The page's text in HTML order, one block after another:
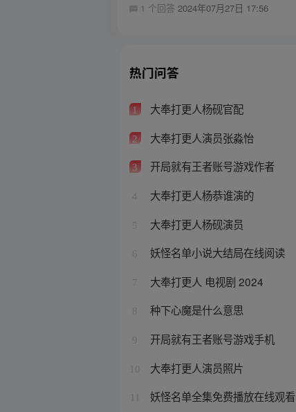
1 个回答 2024年07月27日 17:56
热门问答
1 大奉打更人杨砚官配
2 大奉打更人演员张淼怡
3 开局就有王者账号游戏作者
4 大奉打更人杨恭谁演的
5 大奉打更人杨砚演员
6 妖怪名单小说大结局在线阅读
7 大奉打更人 电视剧 2024
8 种下心魔是什么意思
9 开局就有王者账号游戏手机
10 大奉打更人演员照片
妖怪名单全集免费播放在线观看